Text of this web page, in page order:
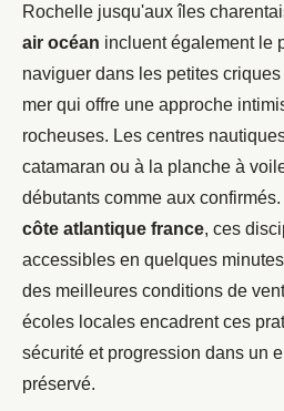
Rochelle jusqu'aux îles
air océan incluent également le
naviguer dans les petites
mer qui offre une approche
rocheuses. Les centres
catamaran ou à la planche à
débutants comme aux
côte atlantique france, ces
accessibles en quelques
des meilleures conditions de
écoles locales encadrent ces
sécurité et progression dans un
préservé.